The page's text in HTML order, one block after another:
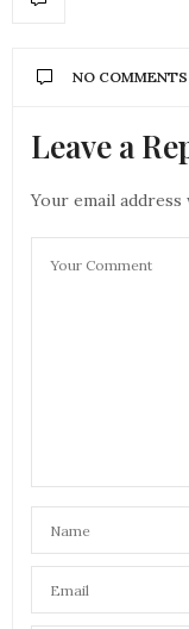
NO
Leave a
Your email